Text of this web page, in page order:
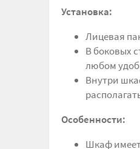
Установка:
Лицевая
В боковых
любом
Внутри
Особенности:
Шкаф